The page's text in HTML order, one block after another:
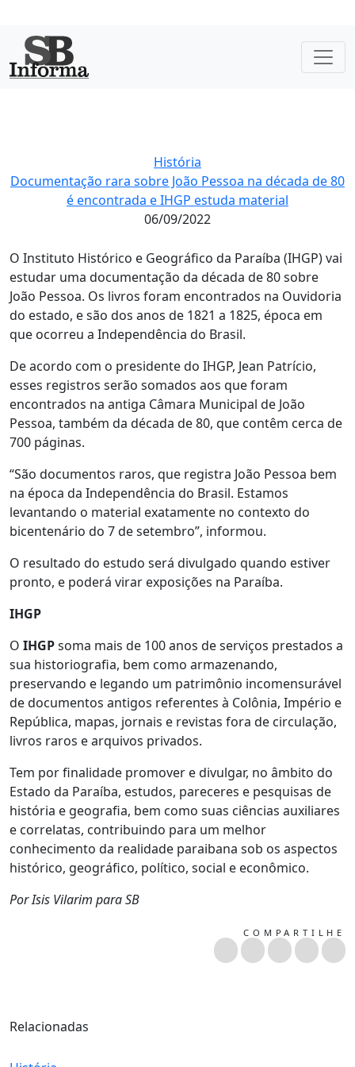
História
Documentação rara sobre João Pessoa na década de 80
é encontrada e IHGP estuda material
06/09/2022
O Instituto Histórico e Geográfico da Paraíba (IHGP) vai
estudar uma documentação da década de 80 sobre
João Pessoa. Os livros foram encontrados na Ouvidoria
do estado, e são dos anos de 1821 a 1825, época em
que ocorreu a Independência do Brasil.
De acordo com o presidente do IHGP, Jean Patrício,
esses registros serão somados aos que foram
encontrados na antiga Câmara Municipal de João
Pessoa, também da década de 80, que contêm cerca de
700 páginas.
“São documentos raros, que registra João Pessoa bem
na época da Independência do Brasil. Estamos
levantando o material exatamente no contexto do
bicentenário do 7 de setembro”, informou.
O resultado do estudo será divulgado quando estiver
pronto, e poderá virar exposições na Paraíba.
IHGP
O IHGPsoma mais de 100 anos de serviços prestados a
sua historiografia, bem como armazenando,
preservando e legando um patrimônio incomensurável
de documentos antigos referentes à Colônia, Império e
República, mapas, jornais e revistas fora de circulação,
livros raros e arquivos privados.
Tem por finalidade promover e divulgar, no âmbito do
Estado da Paraíba, estudos, pareceres e pesquisas de
história e geografia, bem como suas ciências auxiliares
e correlatas, contribuindo para um melhor
conhecimento da realidade paraibana sob os aspectos
histórico, geográfico, político, social e econômico.
Por Isis Vilarim para SB
COMPARTILHE
Relacionadas